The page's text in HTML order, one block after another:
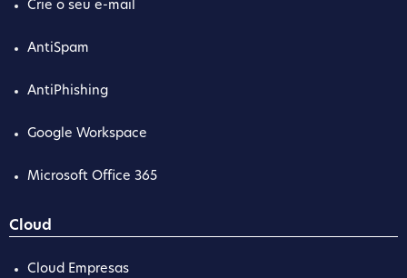
Crie o seu e-mail
AntiSpam
AntiPhishing
Google Workspace
Microsoft Office 365
Cloud
Cloud Empresas